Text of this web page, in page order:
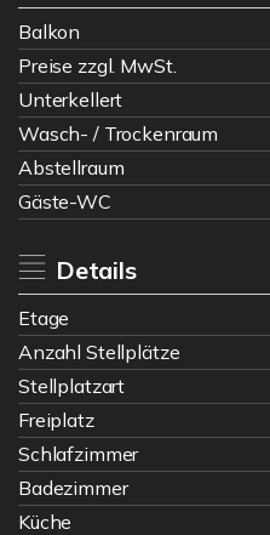
Balkon
Preise zzgl. MwSt.
Unterkellert
Wasch- / Trockenraum
Abstellraum
Gäste-WC
Details
Etage
Anzahl Stellplätze
Stellplatzart
Freiplatz
Schlafzimmer
Badezimmer
Küche